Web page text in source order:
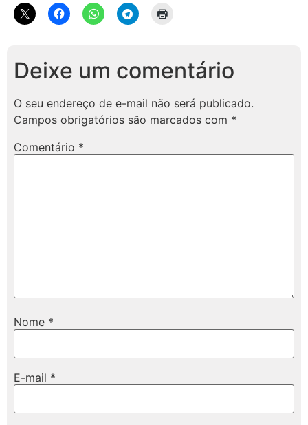
Deixe um comentário
O seu endereço de e-mail não será publicado.
Campos obrigatórios são marcados com *
Comentário *
Nome *
E-mail *